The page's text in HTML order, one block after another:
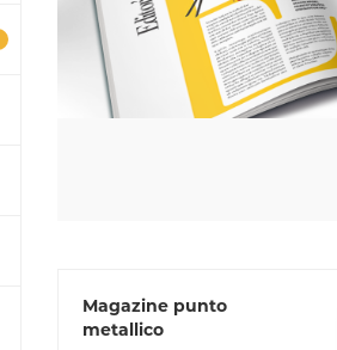
Magazine punto
metallico